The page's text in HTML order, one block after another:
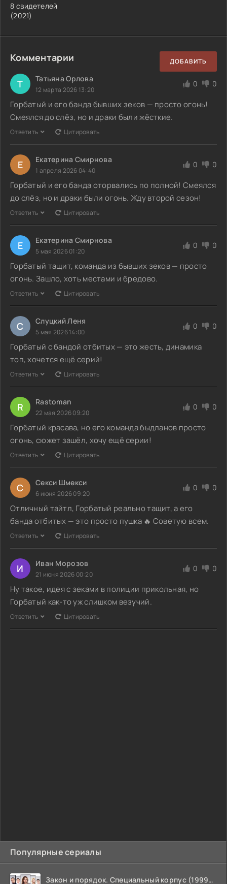
Популярные сериалы
Закон и порядок. Специальный корпус (1999-2026)
8 свидетелей
(2021)
Комментарии ДОБАВИТЬ
Т Татьяна Орлова
12 марта 2026 13:20
0 0
Горбатый и его банда бывших зеков — просто огонь!
Смеялся до слёз, но и драки были жёсткие.
Ответить Цитировать
Е Екатерина Смирнова
1 апреля 2026 04:40
0 0
Горбатый и его банда оторвались по полной! Смеялся
до слёз, но и драки были огонь. Жду второй сезон!
Ответить Цитировать
Е Екатерина Смирнова
5 мая 2026 01:20
0 0
Горбатый тащит, команда из бывших зеков — просто
огонь. Зашло, хоть местами и бредово.
Ответить Цитировать
С Слуцкий Леня
5 мая 2026 14:00
0 0
Горбатый с бандой отбитых — это жесть, динамика
топ, хочется ещё серий!
Ответить Цитировать
R Rastoman
22 мая 2026 09:20
0 0
Горбатый красава, но его команда быдланов просто
огонь, сюжет зашёл, хочу ещё серии!
Ответить Цитировать
С Секси Шмекси
6 июня 2026 09:20
0 0
Отличный тайтл, Горбатый реально тащит, а его
банда отбитых — это просто пушка 🔥 Советую всем.
Ответить Цитировать
И Иван Морозов
21 июня 2026 00:20
0 0
Ну такое, идея с зеками в полиции прикольная, но
Горбатый как-то уж слишком везучий.
Ответить Цитировать